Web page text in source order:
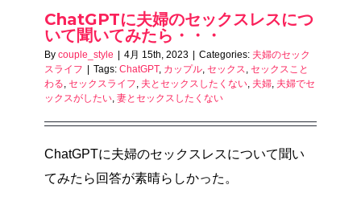
ChatGPTに夫婦のセックスレスにつ
いて聞いてみたら・・・
By couple_style 4月 15th, 2023 Categories: 夫婦のセック
スライフ
Tags: ChatGPT, カップル, セックス, セックスこと
わる, セックスライフ, 夫とセックスしたくない, 夫婦, 夫婦でセ
ックスがしたい, 妻とセックスしたくない
ChatGPTに夫婦のセックスレスについて聞い
てみたら回答が素晴らしかった。